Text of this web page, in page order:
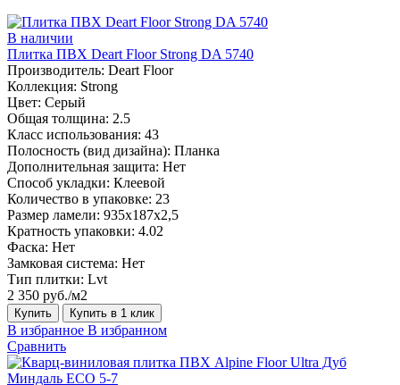
В наличии
Плитка ПВХ Deart Floor Strong DA 5740
Производитель: Deart Floor
Коллекция: Strong
Цвет: Серый
Общая толщина: 2.5
Класс использования: 43
Полосность (вид дизайна): Планка
Дополнительная защита: Нет
Способ укладки: Клеевой
Количество в упаковке: 23
Размер ламели: 935х187х2,5
Кратность упаковки: 4.02
Фаска: Нет
Замковая система: Нет
Тип плитки: Lvt
2 350 руб./м2
Купить Купить в 1 клик
В избранное В избранном
Сравнить